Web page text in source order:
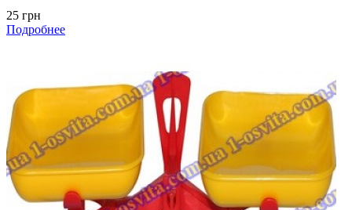
25 грн
Подробнее